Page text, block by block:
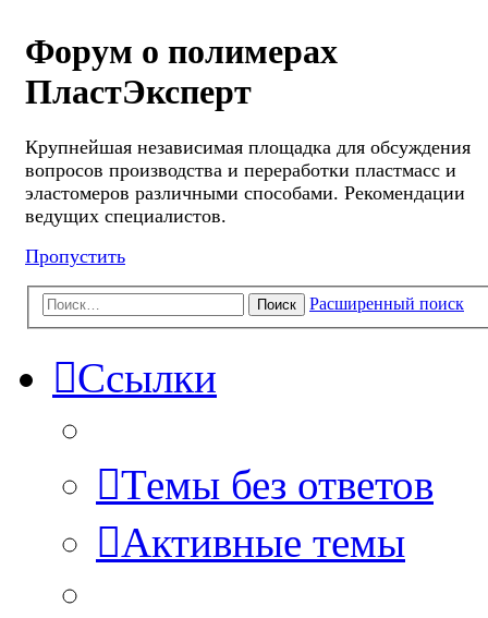
Форум о полимерах
ПластЭксперт
Крупнейшая независимая площадка для обсуждения
вопросов производства и переработки пластмасс и
эластомеров различными способами. Рекомендации
ведущих специалистов.
Пропустить
Поиск Расширенный поиск
Ссылки
Темы без ответов
Активные темы